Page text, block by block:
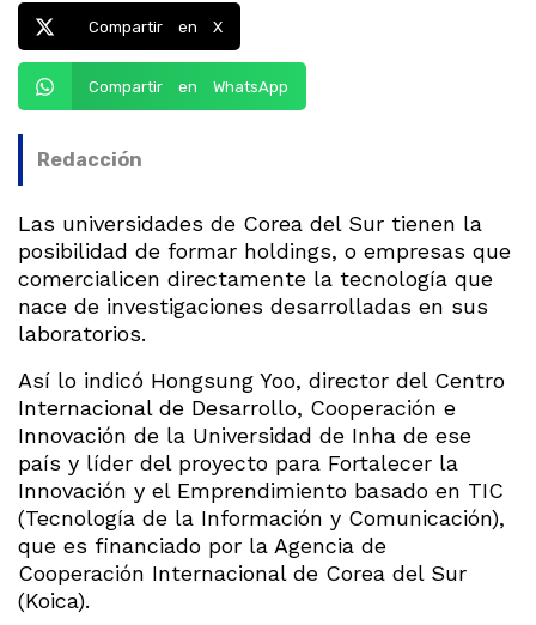
Compartir en X
Compartir en WhatsApp
Redacción
Las universidades de Corea del Sur tienen la
posibilidad de formar holdings, o empresas que
comercialicen directamente la tecnología que
nace de investigaciones desarrolladas en sus
laboratorios.
Así lo indicó Hongsung Yoo, director del Centro
Internacional de Desarrollo, Cooperación e
Innovación de la Universidad de Inha de ese
país y líder del proyecto para Fortalecer la
Innovación y el Emprendimiento basado en TIC
(Tecnología de la Información y Comunicación),
que es financiado por la Agencia de
Cooperación Internacional de Corea del Sur
(Koica).